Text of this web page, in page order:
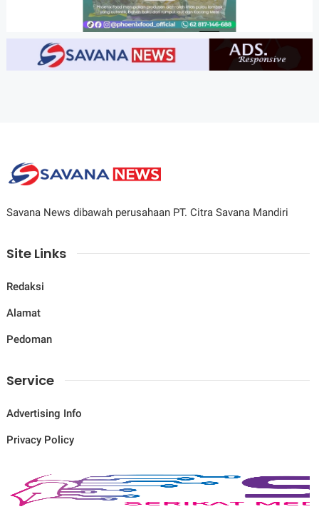
Savana News dibawah perusahaan PT. Citra Savana Mandiri
Site Links
Redaksi
Alamat
Pedoman
Service
Advertising Info
Privacy Policy